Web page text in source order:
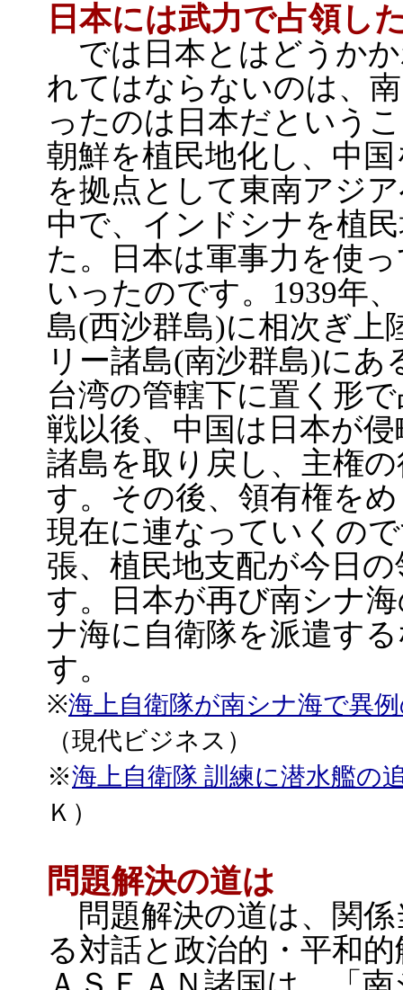
日本には武力で占領し
では日本とはどうか
れてはならないのは、
ったのは日本だという
朝鮮を植民地化し、中
を拠点として東南アジ
中で、インドシナを植
た。日本は軍事力を使
いったのです。1939年
島(西沙群島)に相次ぎ上
リー諸島(南沙群島)に
台湾の管轄下に置く形
戦以後、中国は日本が
諸島を取り戻し、主権
す。その後、領有権を
現在に連なっていくの
張、植民地支配が今日
す。日本が再び南シナ
ナ海に自衛隊を派遣す
す。
※海上自衛隊が南シナ海で異
（現代ビジネス）
※海上自衛隊 訓練に潜水艦の
Ｋ）
問題解決の道は
問題解決の道は、関係
る対話と政治的・平和